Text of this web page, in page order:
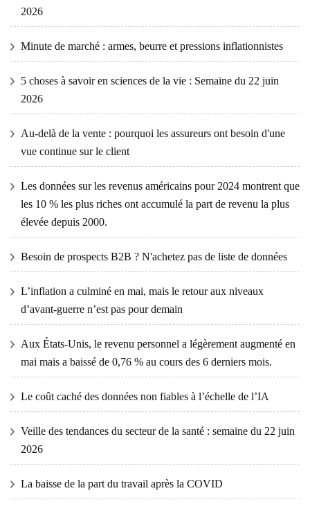
2026
Minute de marché : armes, beurre et pressions inflationnistes
5 choses à savoir en sciences de la vie : Semaine du 22 juin
2026
Au-delà de la vente : pourquoi les assureurs ont besoin d'une
vue continue sur le client
Les données sur les revenus américains pour 2024 montrent que
les 10 % les plus riches ont accumulé la part de revenu la plus
élevée depuis 2000.
Besoin de prospects B2B ? N'achetez pas de liste de données
L’inflation a culminé en mai, mais le retour aux niveaux
d’avant-guerre n’est pas pour demain
Aux États-Unis, le revenu personnel a légèrement augmenté en
mai mais a baissé de 0,76 % au cours des 6 derniers mois.
Le coût caché des données non fiables à l’échelle de l’IA
Veille des tendances du secteur de la santé : semaine du 22 juin
2026
La baisse de la part du travail après la COVID